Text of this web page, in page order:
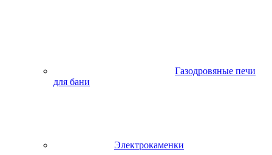
Газодровяные печи
для бани
Электрокаменки